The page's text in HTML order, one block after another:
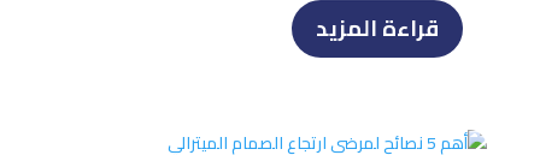
قراءة المزيد